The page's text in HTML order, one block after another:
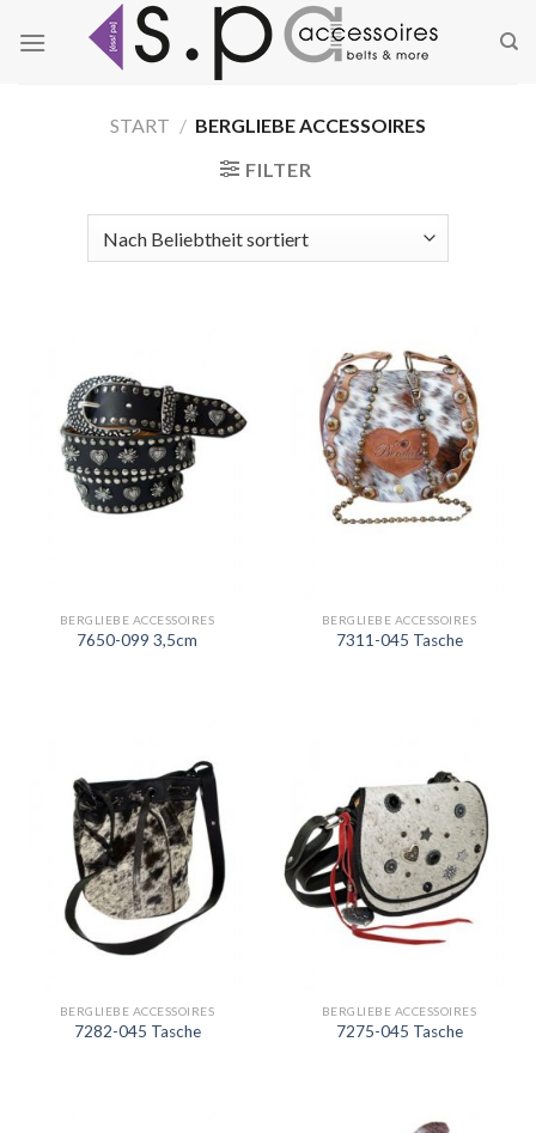
Inhalt
START / BERGLIEBE ACCESSOIRES
FILTER
BERGLIEBE ACCESSOIRES
7650-099 3,5cm
BERGLIEBE ACCESSOIRES
7311-045 Tasche
BERGLIEBE ACCESSOIRES
7282-045 Tasche
BERGLIEBE ACCESSOIRES
7275-045 Tasche